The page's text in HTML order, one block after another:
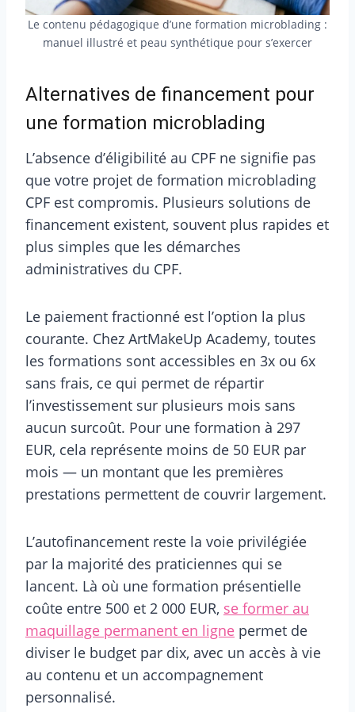
Le contenu pédagogique d’une formation microblading :
manuel illustré et peau synthétique pour s’exercer
Alternatives de financement pour
une formation microblading
L’absence d’éligibilité au CPF ne signifie pas
que votre projet de formation microblading
CPF est compromis. Plusieurs solutions de
financement existent, souvent plus rapides et
plus simples que les démarches
administratives du CPF.
Le paiement fractionné est l’option la plus
courante. Chez ArtMakeUp Academy, toutes
les formations sont accessibles en 3x ou 6x
sans frais, ce qui permet de répartir
l’investissement sur plusieurs mois sans
aucun surcoût. Pour une formation à 297
EUR, cela représente moins de 50 EUR par
mois — un montant que les premières
prestations permettent de couvrir largement.
L’autofinancement reste la voie privilégiée
par la majorité des praticiennes qui se
lancent. Là où une formation présentielle
coûte entre 500 et 2 000 EUR, se former au
maquillage permanent en ligne permet de
diviser le budget par dix, avec un accès à vie
au contenu et un accompagnement
personnalisé.